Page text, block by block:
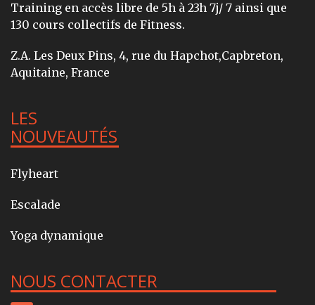
Training en accès libre de 5h à 23h 7j/ 7 ainsi que
130 cours collectifs de Fitness.
Z.A. Les Deux Pins, 4, rue du Hapchot,Capbreton,
Aquitaine, France
LES
NOUVEAUTÉS
Flyheart
Escalade
Yoga dynamique
NOUS CONTACTER